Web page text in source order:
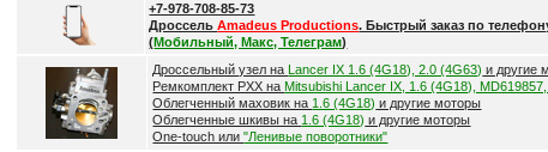
+7-978-708-85-73
ДроссельAmadeus Productions. Быстрый заказ по
(Мобильный, Макс, Телеграм)
Дроссельный узел на Lancer IX 1.6 (4G18), 2.0 (4G63) и другие
Ремкомплект РХХ на Mitsubishi Lancer IX, 1.6 (4G18),
Облегченный маховик на 1.6 (4G18) и другие моторы
Облегченные шкивы на 1.6 (4G18) и другие моторы
One-touch или"Ленивые поворотники"